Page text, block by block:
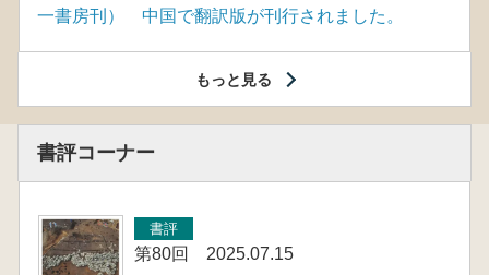
一書房刊） 中国で翻訳版が刊行されました。
もっと見る
書評コーナー
書評
第80回 2025.07.15